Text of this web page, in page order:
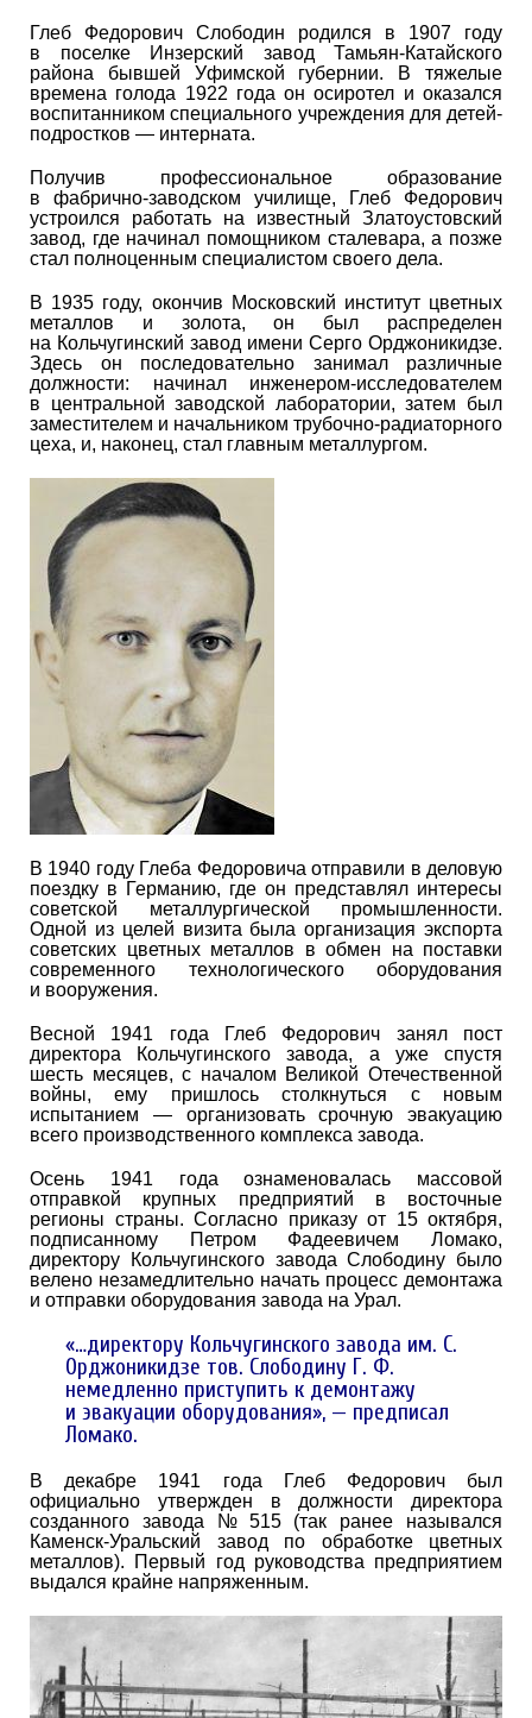
Глеб Федорович Слободин родился в 1907 году
в поселке Инзерский завод Тамьян-Катайского
района бывшей Уфимской губернии. В тяжелые
времена голода 1922 года он осиротел и оказался
воспитанником специального учреждения для детей-
подростков — интерната.
Получив профессиональное образование
в фабрично-заводском училище, Глеб Федорович
устроился работать на известный Златоустовский
завод, где начинал помощником сталевара, а позже
стал полноценным специалистом своего дела.
В 1935 году, окончив Московский институт цветных
металлов и золота, он был распределен
на Кольчугинский завод имени Серго Орджоникидзе.
Здесь он последовательно занимал различные
должности: начинал инженером-исследователем
в центральной заводской лаборатории, затем был
заместителем и начальником трубочно-радиаторного
цеха, и, наконец, стал главным металлургом.
В 1940 году Глеба Федоровича отправили в деловую
поездку в Германию, где он представлял интересы
советской металлургической промышленности.
Одной из целей визита была организация экспорта
советских цветных металлов в обмен на поставки
современного технологического оборудования
и вооружения.
Весной 1941 года Глеб Федорович занял пост
директора Кольчугинского завода, а уже спустя
шесть месяцев, с началом Великой Отечественной
войны, ему пришлось столкнуться с новым
испытанием — организовать срочную эвакуацию
всего производственного комплекса завода.
Осень 1941 года ознаменовалась массовой
отправкой крупных предприятий в восточные
регионы страны. Согласно приказу от 15 октября,
подписанному Петром Фадеевичем Ломако,
директору Кольчугинского завода Слободину было
велено незамедлительно начать процесс демонтажа
и отправки оборудования завода на Урал.
«…директору Кольчугинского завода им. С.
Орджоникидзе тов. Слободину Г. Ф.
немедленно приступить к демонтажу
и эвакуации оборудования», — предписал
Ломако.
В декабре 1941 года Глеб Федорович был
официально утвержден в должности директора
созданного завода № 515 (так ранее назывался
Каменск-Уральский завод по обработке цветных
металлов). Первый год руководства предприятием
выдался крайне напряженным.